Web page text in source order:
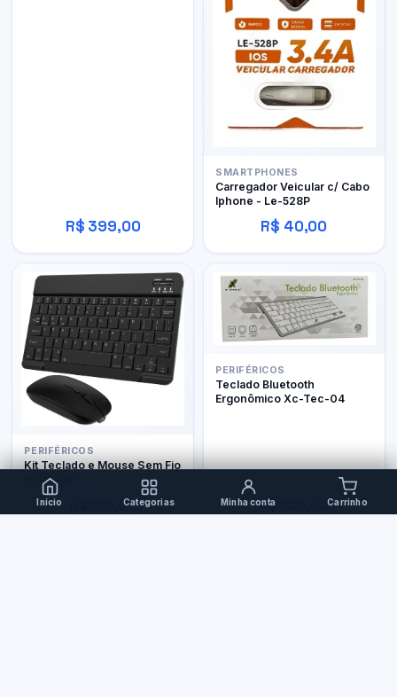
Início Categorias Minha conta Carrinho
R$ 399,00
SMARTPHONES
Carregador Veicular c/ Cabo
Iphone - Le-528P
R$ 40,00
PERIFÉRICOS
Kit Teclado e Mouse Sem Fio
Bluetooth
R$ 119,90
PERIFÉRICOS
Teclado Bluetooth
Ergonômico Xc-Tec-04
R$ 105,90